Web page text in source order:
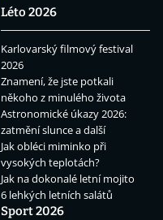
Léto 2026
Karlovarský filmový festival
2026
Znamení, že jste potkali
někoho z minulého života
Astronomické úkazy 2026:
zatmění slunce a další
Jak obléci miminko při
vysokých teplotách?
Jak na dokonalé letní mojito
6 lehkých letních salátů
Sport 2026